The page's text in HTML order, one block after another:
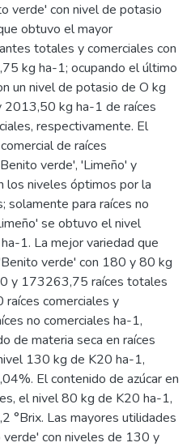
verde' con nivel de potasio
obtuvo el mayor
totales y comerciales con
kg ha-1; ocupando el último
un nivel de potasio de O kg
kg ha-1 de raíces
respectivamente. El
de raíces
verde', 'Limeño' y
los niveles óptimos por la
solamente para raíces no
se obtuvo el nivel
1. La mejor variedad que
verde' con 180 y 80 kg
y 173263,75 raíces totales
comerciales y
no comerciales ha-1,
de materia seca en raíces
130 kg de K20 ha-1,
El contenido de azúcar en
el nivel 80 kg de K20 ha-1,
°Brix. Las mayores utilidades
con niveles de 130 y